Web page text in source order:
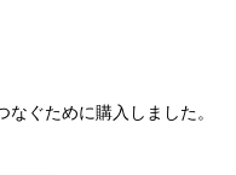
ぐために購入しました。